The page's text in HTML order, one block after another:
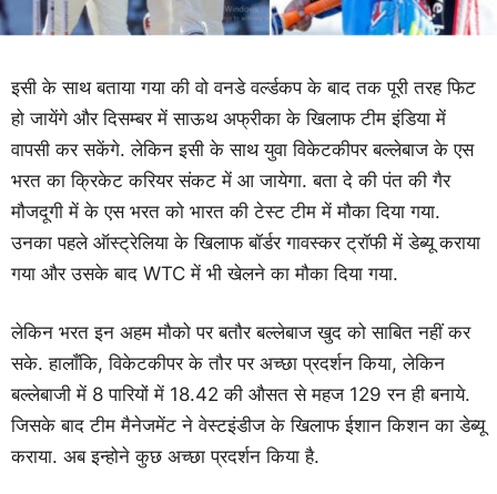
इसी के साथ बताया गया की वो वनडे वर्ल्डकप के बाद तक पूरी तरह फिट
हो जायेंगे और दिसम्बर में साऊथ अफ्रीका के खिलाफ टीम इंडिया में
वापसी कर सकेंगे. लेकिन इसी के साथ युवा विकेटकीपर बल्लेबाज के एस
भरत का क्रिकेट करियर संकट में आ जायेगा. बता दे की पंत की गैर
मौजदूगी में के एस भरत को भारत की टेस्ट टीम में मौका दिया गया.
उनका पहले ऑस्ट्रेलिया के खिलाफ बॉर्डर गावस्कर ट्रॉफी में डेब्यू कराया
गया और उसके बाद WTC में भी खेलने का मौका दिया गया.
लेकिन भरत इन अहम मौको पर बतौर बल्लेबाज खुद को साबित नहीं कर
सके. हालाँकि, विकेटकीपर के तौर पर अच्छा प्रदर्शन किया, लेकिन
बल्लेबाजी में 8 पारियों में 18.42 की औसत से महज 129 रन ही बनाये.
जिसके बाद टीम मैनेजमेंट ने वेस्टइंडीज के खिलाफ ईशान किशन का डेब्यू
कराया. अब इन्होने कुछ अच्छा प्रदर्शन किया है.